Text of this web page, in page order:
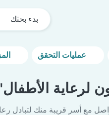
بدء بحثك
المزيد من خيارات التصفية
لرعاية
مع أسر قريبة منك لتبادل